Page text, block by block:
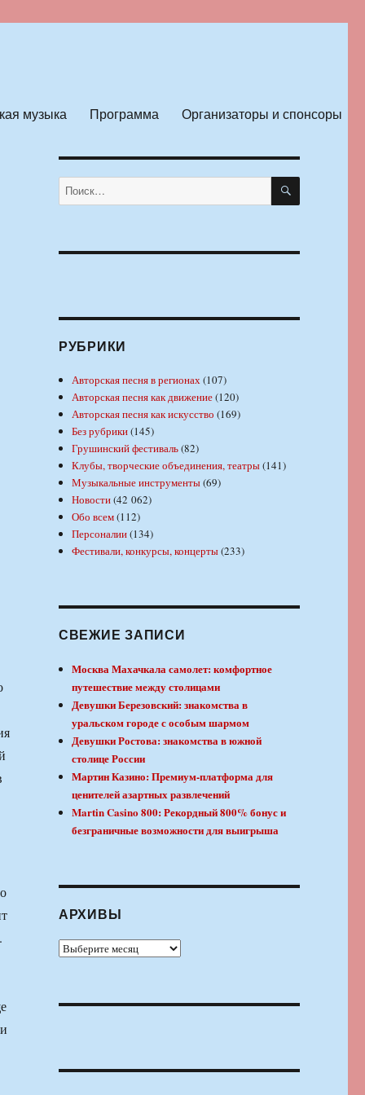
музыка Программа Организаторы и спонсоры
Искать: ПОИСК
РУБРИКИ
Авторская песня в регионах(107)
Авторская песня как движение(120)
Авторская песня как искусство (169)
Без рубрики(145)
Грушинский фестиваль(82)
Клубы, творческие объединения, театры(141)
Музыкальные инструменты(69)
Новости(42 062)
Обо всем(112)
Персоналии(134)
Фестивали, конкурсы, концерты(233)
СВЕЖИЕ ЗАПИСИ
Москва Махачкала самолет: комфортное
путешествие между столицами
Девушки Березовский: знакомства в
уральском городе с особым шармом
Девушки Ростова: знакомства в южной
столице России
Мартин Казино: Премиум-платформа для
ценителей азартных развлечений
Martin Casino 800: Рекордный 800% бонус и
безграничные возможности для выигрыша
АРХИВЫ
Архивы